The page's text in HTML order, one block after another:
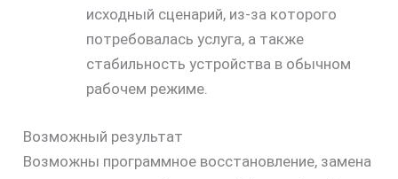
исходный сценарий, из-за которого
потребовалась услуга, а также
стабильность устройства в обычном
рабочем режиме.
Возможный результат
Возможны программное восстановление, замена